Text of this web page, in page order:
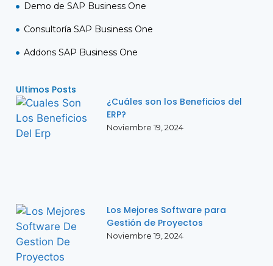
Demo de SAP Business One
Consultoría SAP Business One
Addons SAP Business One
Ultimos Posts
¿Cuáles son los Beneficios del
ERP?
Noviembre 19, 2024
Los Mejores Software para
Gestión de Proyectos
Noviembre 19, 2024